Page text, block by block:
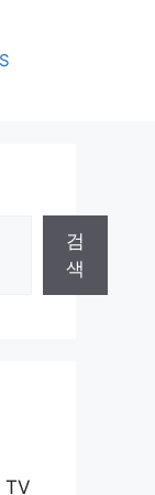
검
색
TV